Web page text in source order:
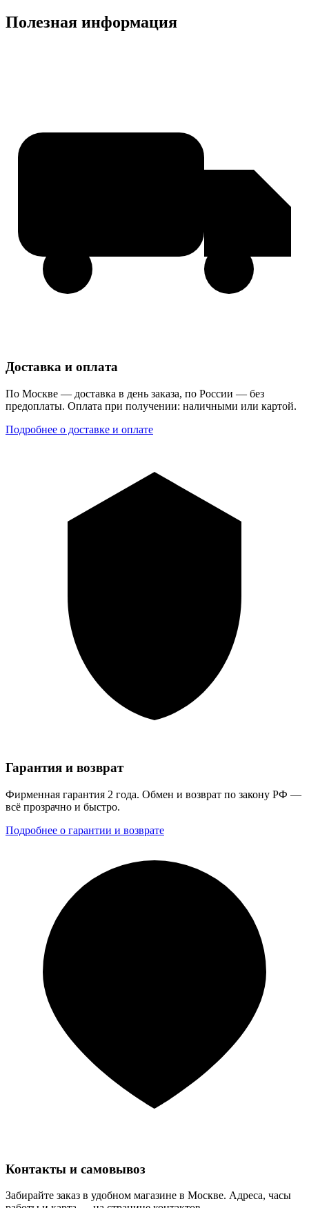
Полезная информация
Доставка и оплата
По Москве — доставка в день заказа, по России — без
предоплаты. Оплата при получении: наличными или картой.
Подробнее о доставке и оплате
Гарантия и возврат
Фирменная гарантия 2 года. Обмен и возврат по закону РФ —
всё прозрачно и быстро.
Подробнее о гарантии и возврате
Контакты и самовывоз
Забирайте заказ в удобном магазине в Москве. Адреса, часы